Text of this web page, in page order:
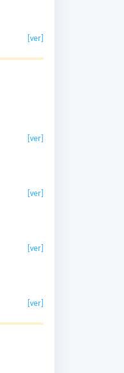
[ver]
[ver]
[ver]
[ver]
[ver]